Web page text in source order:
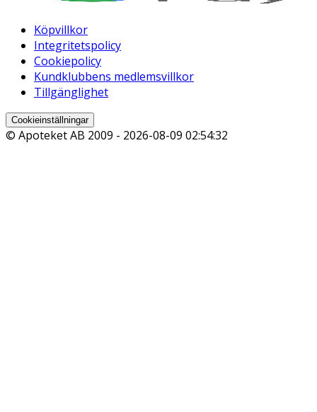
Köpvillkor
Integritetspolicy
Cookiepolicy
Kundklubbens medlemsvillkor
Tillgänglighet
Cookieinställningar
© Apoteket AB 2009 - 2026-08-09 02:54:32